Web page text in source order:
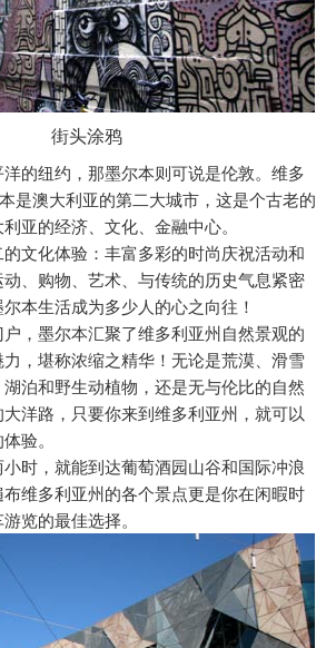
街头涂鸦
的纽约，那墨尔本则可说是伦敦。维多
是澳大利亚的第二大城市，这是个古老的
亚的经济、文化、金融中心。
文化体验：丰富多彩的时尚庆祝活动和
、购物、艺术、与传统的历史气息紧密
本生活成为多少人的心之向往！
，墨尔本汇聚了维多利亚州自然景观的
，堪称浓缩之精华！无论是荒漠、滑雪
泊和野生动植物，还是无与伦比的自然
洋路，只要你来到维多利亚州，就可以
验。
时，就能到达葡萄酒园山谷和国际冲浪
维多利亚州的各个景点更是你在闲暇时
览的最佳选择。